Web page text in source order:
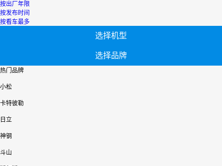
按出厂年限
按发布时间
按看车最多
选择机型
选择品牌
热门品牌
小松
卡特彼勒
日立
神钢
斗山